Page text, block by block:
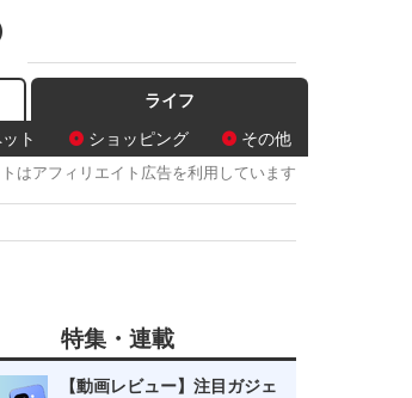
ライフ
ト ショッピング その他
はアフィリエイト広告を利用しています
特集・連載
【動画レビュー】注目ガジェ